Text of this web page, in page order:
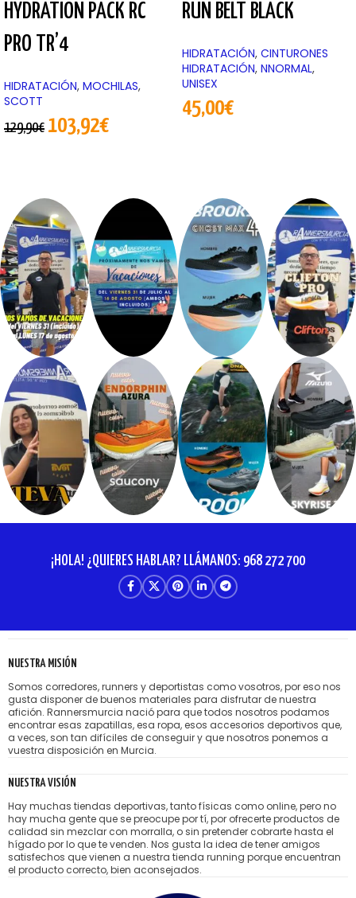
HYDRATION PACK RC
PRO TR’4
HIDRATACIÓN, MOCHILAS,
SCOTT
129,90€ 103,92€
RUN BELT BLACK
HIDRATACIÓN, CINTURONES
HIDRATACIÓN, NNORMAL,
UNISEX
45,00€
¡HOLA! ¿QUIERES HABLAR? LLÁMANOS: 968 272 700
NUESTRA MISIÓN
Somos corredores, runners y deportistas como vosotros, por eso nos
gusta disponer de buenos materiales para disfrutar de nuestra
afición. Rannersmurcia nació para que todos nosotros podamos
encontrar esas zapatillas, esa ropa, esos accesorios deportivos que,
a veces, son tan difíciles de conseguir y que nosotros ponemos a
vuestra disposición en Murcia.
NUESTRA VISIÓN
Hay muchas tiendas deportivas, tanto físicas como online, pero no
hay mucha gente que se preocupe por tí, por ofrecerte productos de
calidad sin mezclar con morralla, o sin pretender cobrarte hasta el
hígado por lo que te venden. Nos gusta la idea de tener amigos
satisfechos que vienen a nuestra tienda running porque encuentran
el producto correcto, bien aconsejados.